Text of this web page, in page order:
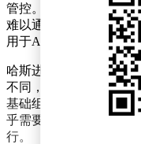
管控。他指出，CPU作
难以通过设定性能阈值
用于AI领域。
哈斯进一步解释称，与
不同，CPU是服务器、
基础组件。若美国试图
乎需要全面禁止所有
行。